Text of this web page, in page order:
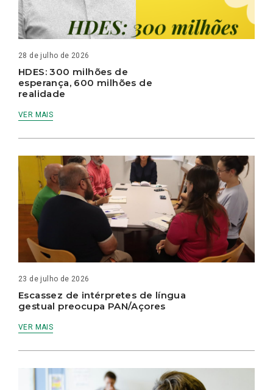
28 de julho de 2026
HDES: 300 milhões de
esperança, 600 milhões de
realidade
VER MAIS
23 de julho de 2026
Escassez de intérpretes de língua
gestual preocupa PAN/Açores
VER MAIS